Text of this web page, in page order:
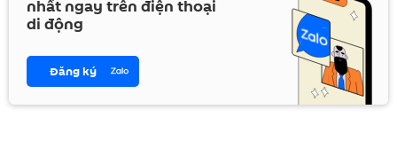
nhất ngay trên điện thoại
di động
Đăng ký